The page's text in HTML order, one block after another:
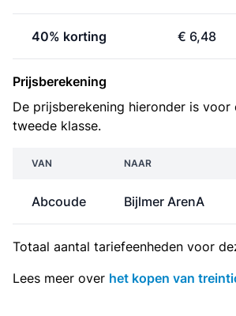
40% korting € 6,48
Prijsberekening
De prijsberekening hieronder is voor
tweede klasse.
VAN NAAR
Abcoude Bijlmer ArenA
Totaal aantal tariefeenheden voor
Lees meer over het kopen van